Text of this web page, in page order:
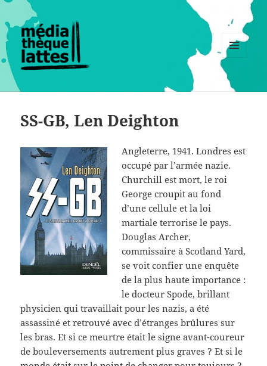
MENU
WIDGETS
SS-GB, Len Deighton
Angleterre, 1941. Londres est
occupé par l’armée nazie.
Churchill est mort, le roi
George croupit au fond
d’une cellule et la loi
martiale terrorise le pays.
Douglas Archer,
commissaire à Scotland Yard,
se voit confier une enquête
de la plus haute importance :
le docteur Spode, brillant
physicien qui travaillait pour les nazis, a été
assassiné et retrouvé avec d’étranges brûlures sur
les bras. Et si ce meurtre était le signe avant-coureur
de bouleversements autrement plus graves ? Et si le